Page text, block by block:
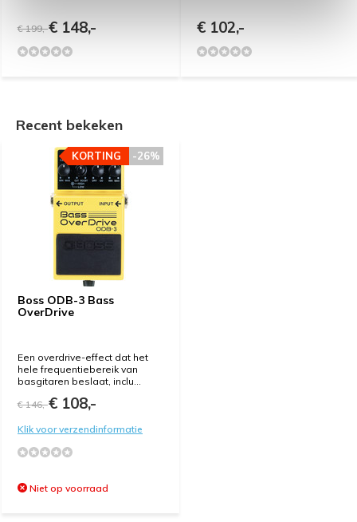
€ 199,-€ 148,- € 102,-
Recent bekeken
Boss ODB-3 Bass
OverDrive
-26%
KORTING
Een overdrive-effect dat het
hele frequentiebereik van
basgitaren beslaat, inclu...
€ 146,-€ 108,-
Klik voor verzendinformatie
Niet op voorraad